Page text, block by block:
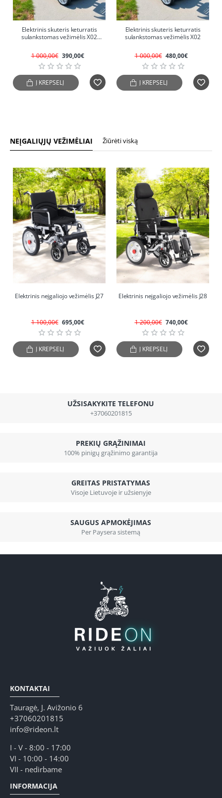
-61%
Elektrinis skuteris keturratis
sulankstomas vežimėlis X02
390,00€
1 000,00€
Į KREPŠELĮ
-52%
Elektrinis skuteris keturratis
sulankstomas vežimėlis X02
480,00€
1 000,00€
Į KREPŠELĮ
NEĮGALIŲJŲ VEŽIMĖLIAI Žiūrėti viską
-37%
Elektrinis neįgaliojo vežimėlis J27
695,00€
1 100,00€
Į KREPŠELĮ
-38%
Elektrinis neįgaliojo vežimėlis J28
740,00€
1 200,00€
Į KREPŠELĮ
UŽSISAKYKITE TELEFONU
+37060201815
PREKIŲ GRĄŽINIMAI
100% pinigų grąžinimo garantija
GREITAS PRISTATYMAS
Visoje Lietuvoje ir užsienyje
SAUGUS APMOKĖJIMAS
Per Paysera sistemą
KONTAKTAI
Tauragė, J. Avižonio 6
+37060201815
info@rideon.lt
I - V - 8:00 - 17:00
VI - 10:00 - 14:00
VII - nedirbame
INFORMACIJA